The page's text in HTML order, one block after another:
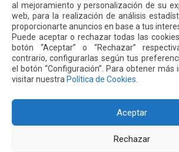
al mejoramiento y personalización de su
web, para la realización de análisis
proporcionarte anuncios en base a tus
Puede aceptar o rechazar todas las
botón “Aceptar” o “Rechazar”
contrario, configurarlas según tus
el botón “Configuración”. Para obtener
visitar nuestra Política de Cookies
Aceptar
Rechazar
INICIO
SOMOS QUIPORT
SOSTENIBILIDAD
NOTICIAS
CONTÁCTENOS